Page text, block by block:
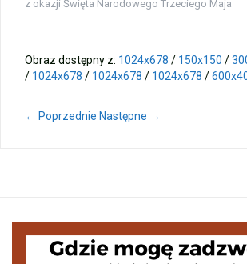
Warsztaty „Bezpieczne
Zakończenie roku – przydział
z okazji Święta Narodowego Trzeciego Maja
Obraz dostępny z: 1024x678 / 150x150 /
/ 1024x678 / 1024x678 / 1024x678 /
← Poprzednie Następne →